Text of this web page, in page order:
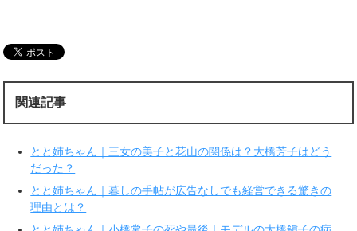
w
i
e
r
で
有
新
し
い
ウ
ン
ド
ウ
す
ク
ク
だ
さ
い
関連記事
とと姉ちゃん｜三女の美子と花山の関係は？大橋芳子はどう
だった？
とと姉ちゃん｜暮しの手帖が広告なしでも経営できる驚きの
理由とは？